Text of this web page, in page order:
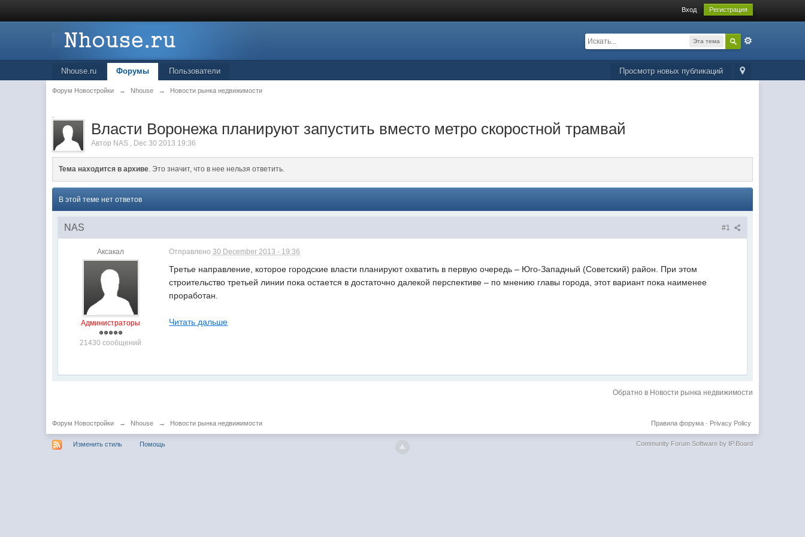
Вход Регистрация
Эта тема
Просмотр новых публикаций
Nhouse.ru Форумы Пользователи
Форум Новостройки → Nhouse → Новости рынка недвижимости
.
Власти Воронежа планируют запустить вместо метро скоростной трамвай
Автор NAS , Dec 30 2013 19:36
Тема находится в архиве. Это значит, что в нее нельзя ответить.
В этой теме нет ответов
#1
NAS
Аксакал
Администраторы
21430 сообщений
Отправлено30 December 2013 - 19:36
Третье направление, которое городские власти планируют охватить в первую очередь – Юго-Западный (Советский) район. При этом
строительство третьей линии пока остается в достаточно далекой перспективе – по мнению главы города, этот вариант пока наименее
проработан.
Читать дальше
Обратно в Новости рынка недвижимости
Форум Новостройки → Nhouse → Новости рынка недвижимости Privacy Policy
Правила форума·
Изменить стиль Помощь Community Forum Software by IP.Board